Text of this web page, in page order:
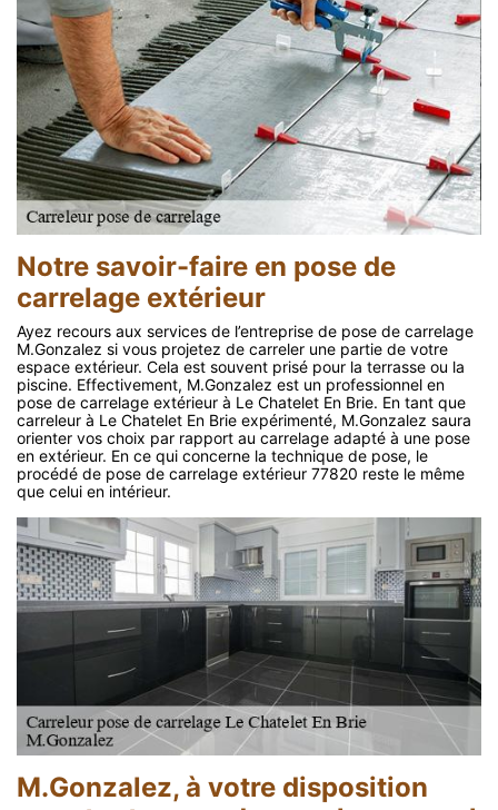
Notre savoir-faire en pose de
carrelage extérieur
Ayez recours aux services de l’entreprise de pose de carrelage
M.Gonzalez si vous projetez de carreler une partie de votre
espace extérieur. Cela est souvent prisé pour la terrasse ou la
piscine. Effectivement, M.Gonzalez est un professionnel en
pose de carrelage extérieur à Le Chatelet En Brie. En tant que
carreleur à Le Chatelet En Brie expérimenté, M.Gonzalez saura
orienter vos choix par rapport au carrelage adapté à une pose
en extérieur. En ce qui concerne la technique de pose, le
procédé de pose de carrelage extérieur 77820 reste le même
que celui en intérieur.
M.Gonzalez, à votre disposition